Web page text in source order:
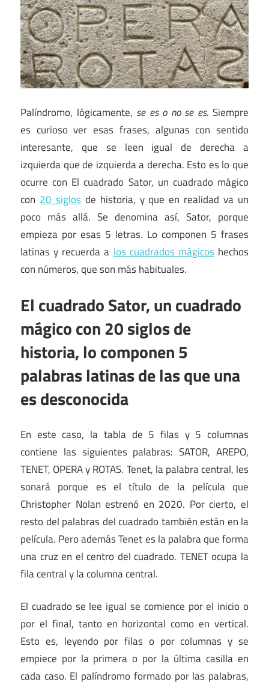
Palíndromo, lógicamente, se es o no se es. Siempre
es curioso ver esas frases, algunas con sentido
interesante, que se leen igual de derecha a
izquierda que de izquierda a derecha. Esto es lo que
ocurre con El cuadrado Sator, un cuadrado mágico
con 20 siglosde historia, y que en realidad va un
poco más allá. Se denomina así, Sator, porque
empieza por esas 5 letras. Lo componen 5 frases
latinas y recuerda a los cuadrados mágicoshechos
con números, que son más habituales.
El cuadrado Sator, un cuadrado
mágico con 20 siglos de
historia, lo componen 5
palabras latinas de las que una
es desconocida
En este caso, la tabla de 5 filas y 5 columnas
contiene las siguientes palabras: SATOR, AREPO,
TENET, OPERA y ROTAS. Tenet, la palabra central, les
sonará porque es el título de la película que
Christopher Nolan estrenó en 2020. Por cierto, el
resto del palabras del cuadrado también están en la
película. Pero además Tenet es la palabra que forma
una cruz en el centro del cuadrado. TENET ocupa la
fila central y la columna central.
El cuadrado se lee igual se comience por el inicio o
por el final, tanto en horizontal como en vertical.
Esto es, leyendo por filas o por columnas y se
empiece por la primera o por la última casilla en
cada caso. El palíndromo formado por las palabras,